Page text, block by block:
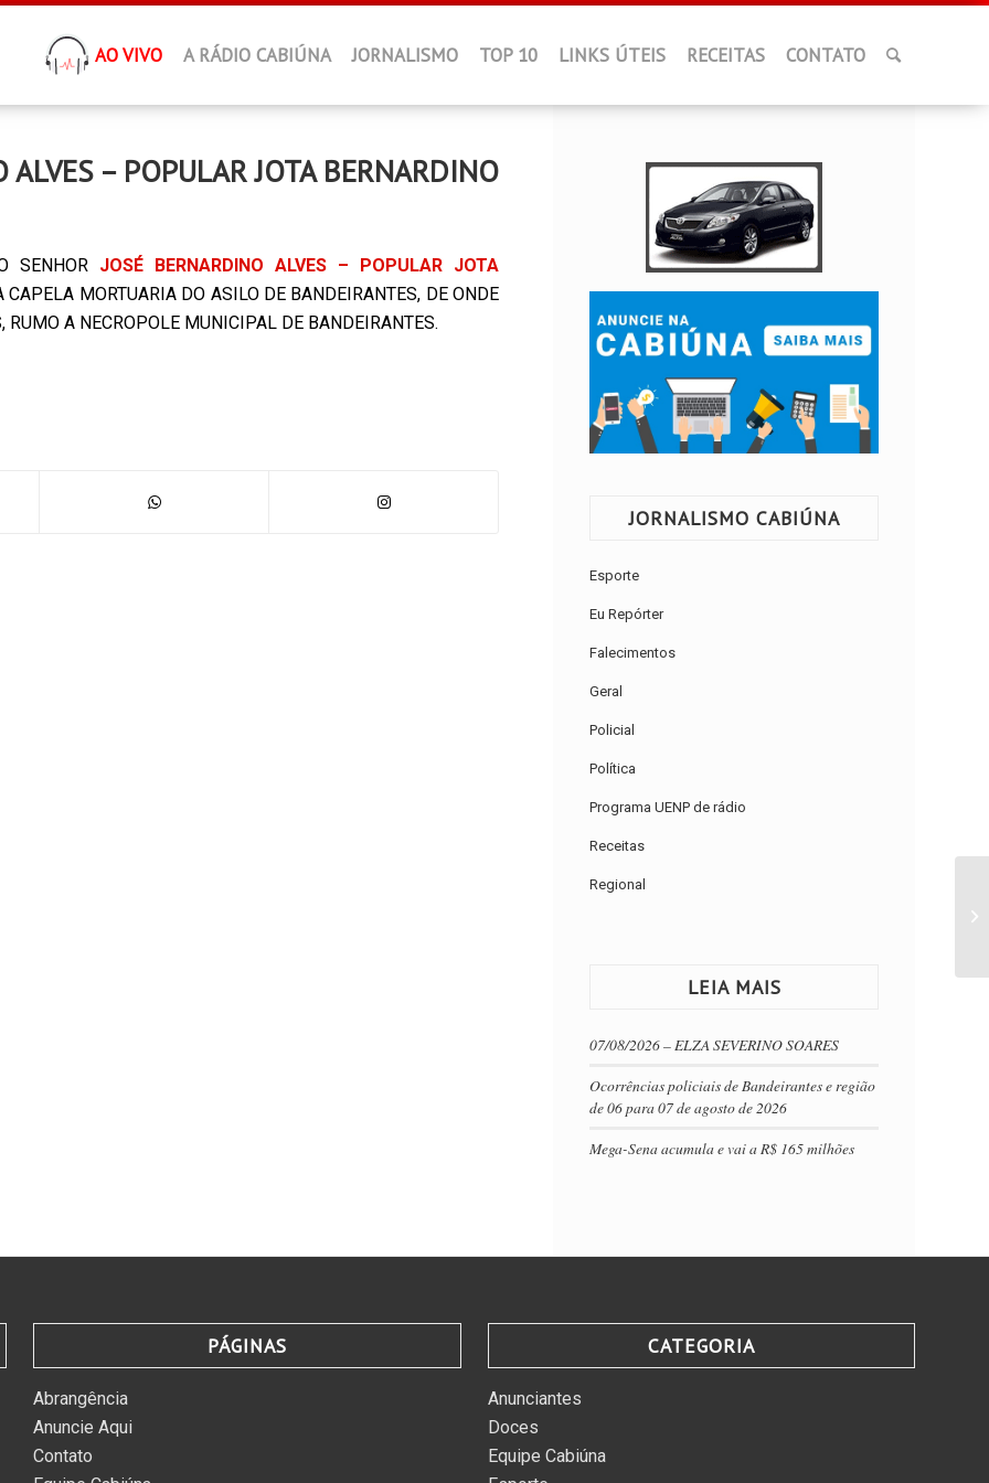
AO VIVO A RÁDIO CABIÚNA JORNALISMO TOP 10 LINKS ÚTEIS RECEITAS CONTATO
– POPULAR JOTA BERNARDINO
SENHOR JOSÉ BERNARDINO ALVES – POPULAR JOTA
MORTUARIA DO ASILO DE BANDEIRANTES, DE ONDE
A NECROPOLE MUNICIPAL DE BANDEIRANTES.
JORNALISMO CABIÚNA
Esporte
Eu Repórter
Falecimentos
Geral
Policial
Política
Programa UENP de rádio
Receitas
Regional
LEIA MAIS
07/08/2026 – ELZA SEVERINO SOARES
Ocorrências policiais de Bandeirantes e região
de 06 para 07 de agosto de 2026
Mega-Sena acumula e vai a R$ 165 milhões
PÁGINAS
Abrangência
Anuncie Aqui
Contato
CATEGORIA
Anunciantes
Doces
Equipe Cabiúna